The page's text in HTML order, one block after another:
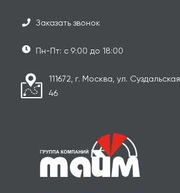
Заказать звонок
Пн-Пт: с 9:00 до 18:00
111672, г. Москва, ул. Суздальская,
46